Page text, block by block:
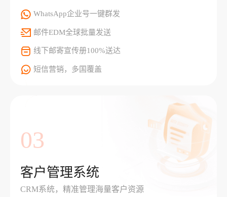
WhatsApp企业号一键群发
邮件EDM全球批量发送
线下邮寄宣传册100%送达
短信营销，多国覆盖
03
客户管理系统
CRM系统，精准管理海量客户资源